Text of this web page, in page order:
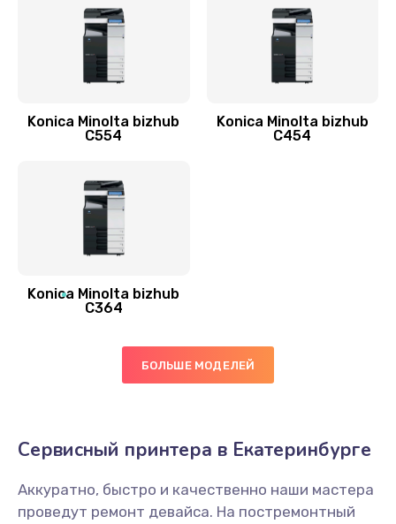
Konica Minolta bizhub
C554
Konica Minolta bizhub
C454
Konica Minolta bizhub
C364
БОЛЬШЕ МОДЕЛЕЙ
Сервисный принтера в Екатеринбурге
Аккуратно, быстро и качественно наши мастера
проведут ремонт девайса. На постремонтный